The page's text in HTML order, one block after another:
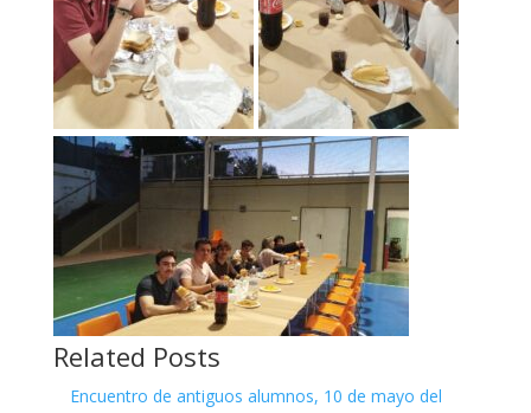
Related Posts
Encuentro de antiguos alumnos, 10 de mayo del